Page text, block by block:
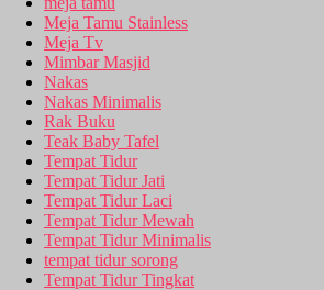
Meja Tamu Stainless
Meja Tv
Mimbar Masjid
Nakas
Nakas Minimalis
Rak Buku
Teak Baby Tafel
Tempat Tidur
Tempat Tidur Jati
Tempat Tidur Laci
Tempat Tidur Mewah
Tempat Tidur Minimalis
tempat tidur sorong
Tempat Tidur Tingkat